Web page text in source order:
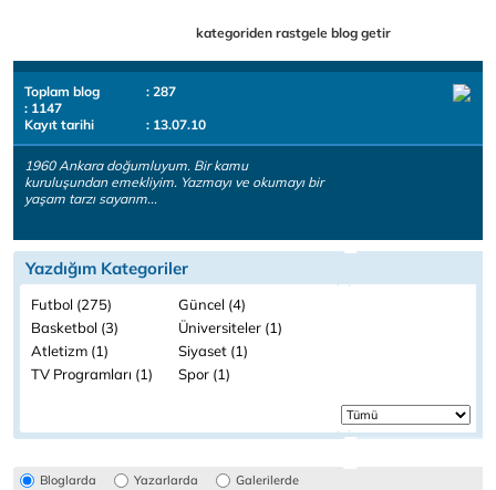
kategoriden rastgele blog getir
Toplam blog
: 287
: 1147
Kayıt tarihi
: 13.07.10
1960 Ankara doğumluyum. Bir kamu
kuruluşundan emekliyim. Yazmayı ve okumayı bir
yaşam tarzı sayarım...
Yazdığım Kategoriler
Futbol (275)
Güncel (4)
Basketbol (3)
Üniversiteler (1)
Atletizm (1)
Siyaset (1)
TV Programları (1)
Spor (1)
Bloglarda Yazarlarda Galerilerde